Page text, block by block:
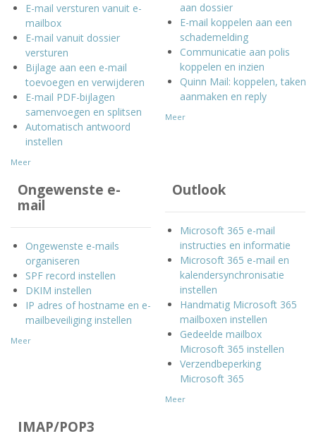
E-mail versturen vanuit e-
mailbox
E-mail vanuit dossier
versturen
Bijlage aan een e-mail
toevoegen en verwijderen
E-mail PDF-bijlagen
samenvoegen en splitsen
Automatisch antwoord
instellen
Meer
aan dossier
E-mail koppelen aan een
schademelding
Communicatie aan polis
koppelen en inzien
Quinn Mail: koppelen, taken
aanmaken en reply
Meer
Ongewenste e-
mail
Ongewenste e-mails
organiseren
SPF record instellen
DKIM instellen
IP adres of hostname en e-
mailbeveiliging instellen
Meer
Outlook
Microsoft 365 e-mail
instructies en informatie
Microsoft 365 e-mail en
kalendersynchronisatie
instellen
Handmatig Microsoft 365
mailboxen instellen
Gedeelde mailbox
Microsoft 365 instellen
Verzendbeperking
Microsoft 365
Meer
IMAP/POP3